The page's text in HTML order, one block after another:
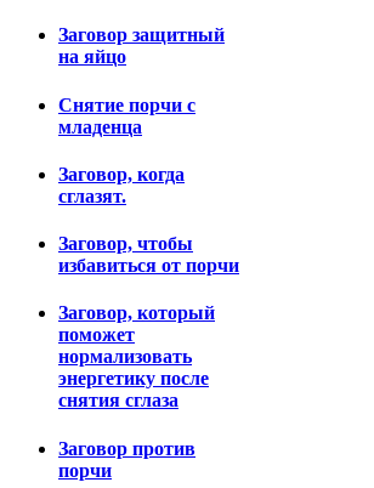
Заговор защитный
на яйцо
Снятие порчи с
младенца
Заговор, когда
сглазят.
Заговор, чтобы
избавиться от порчи
Заговор, который
поможет
нормализовать
энергетику после
снятия сглаза
Заговор против
порчи